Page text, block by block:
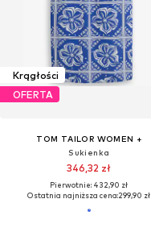
Krągłości
OFERTA
TOM TAILOR WOMEN +
Sukienka
346,32 zł
Pierwotnie: 432,90 zł
Ostatnia najniższa cena:299,90 zł